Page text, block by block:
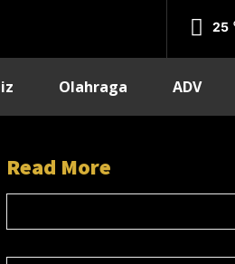
25
Olahraga ADV
Read More